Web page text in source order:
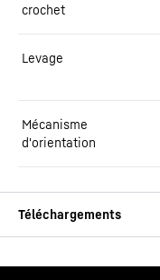
crochet
Levage
Mécanisme
d'orientation